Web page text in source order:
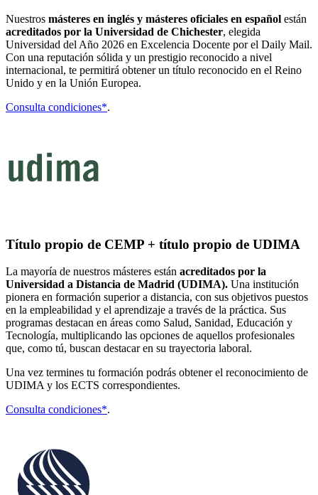
Nuestros másteres en inglés y másteres oficiales en español están
acreditados por la Universidad de Chichester, elegida
Universidad del Año 2026 en Excelencia Docente por el Daily Mail.
Con una reputación sólida y un prestigio reconocido a nivel
internacional, te permitirá obtener un título reconocido en el Reino
Unido y en la Unión Europea.
Consulta condiciones*.
Título propio de CEMP + título propio de UDIMA
La mayoría de nuestros másteres están acreditados por la
Universidad a Distancia de Madrid (UDIMA). Una institución
pionera en formación superior a distancia, con sus objetivos puestos
en la empleabilidad y el aprendizaje a través de la práctica. Sus
programas destacan en áreas como Salud, Sanidad, Educación y
Tecnología, multiplicando las opciones de aquellos profesionales
que, como tú, buscan destacar en su trayectoria laboral.
Una vez termines tu formación podrás obtener el reconocimiento de
UDIMA y los ECTS correspondientes.
Consulta condiciones*.